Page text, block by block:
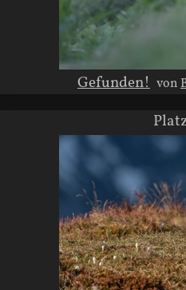
Gefunden! von